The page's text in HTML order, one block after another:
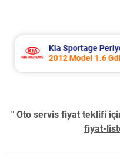
Kia Sportage
2012 Model 1.6
" Oto servis fiyat teklifi
fiyat-